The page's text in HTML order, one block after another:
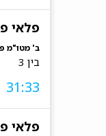
פלאי
ב' מטו"מ
בין 3
31:33
פלאי